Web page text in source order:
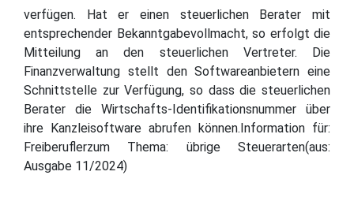
verfügen. Hat er einen steuerlichen Berater mit
entsprechender Bekanntgabevollmacht, so erfolgt die
Mitteilung an den steuerlichen Vertreter. Die
Finanzverwaltung stellt den Softwareanbietern eine
Schnittstelle zur Verfügung, so dass die steuerlichen
Berater die Wirtschafts-Identifikationsnummer über
ihre Kanzleisoftware abrufen können.Information für:
Freiberuflerzum Thema: übrige Steuerarten(aus:
Ausgabe 11/2024)